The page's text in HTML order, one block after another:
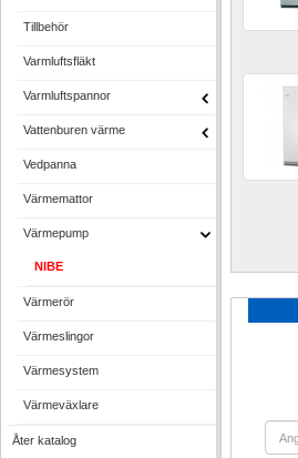
Tillbehör
Varmluftsfläkt
Varmluftspannor
Vattenburen värme
Vedpanna
Värmemattor
Värmepump
NIBE
Värmerör
Värmeslingor
Värmesystem
Värmeväxlare
Åter katalog